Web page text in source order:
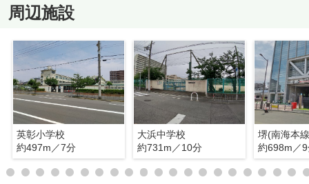
周辺施設
英彰小学校
約497m／7分
大浜中学校
約731m／10分
堺(南海本
約698m／